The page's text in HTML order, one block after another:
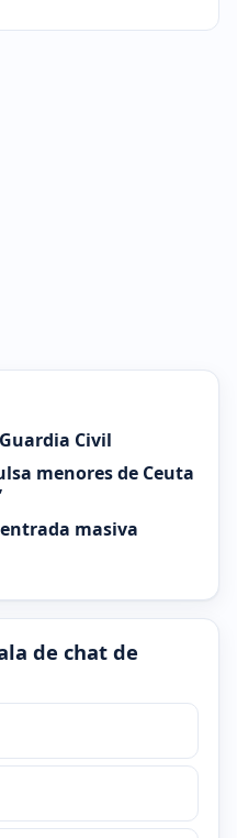
Civil
menores de Ceuta
masiva
de chat de